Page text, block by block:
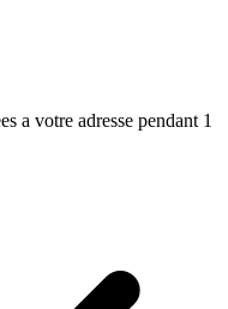
a votre adresse pendant 1